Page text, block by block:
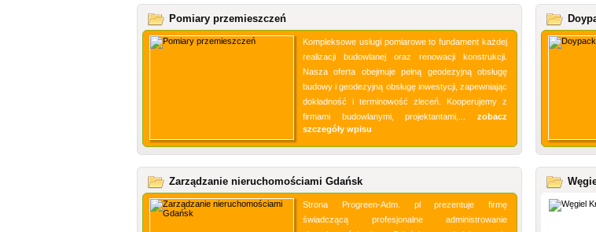
Pomiary przemieszczeń
Kompleksowe usługi pomiarowe to fundament każdej
realizacji budowlanej oraz renowacji konstrukcji.
Nasza oferta obejmuje pełną geodezyjną obsługę
budowy i geodezyjną obsługę inwestycji, zapewniając
dokładność i terminowość zleceń. Kooperujemy z
firmami budowlanymi, projektantami,... zobacz
szczegóły wpisu
Zarządzanie nieruchomościami Gdańsk
Strona Progreen-Adm. pl prezentuje firmę
świadczącą profesjonalne administrowanie